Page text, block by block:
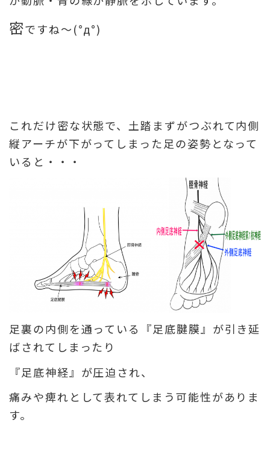
密ですね～(°д°)
これだけ密な状態で、土踏まずがつぶれて内側
縦アーチが下がってしまった足の姿勢となって
いると・・・
足裏の内側を通っている『足底腱膜』が引き延
ばされてしまったり
『足底神経』が圧迫され、
痛みや痺れとして表れてしまう可能性がありま
す。